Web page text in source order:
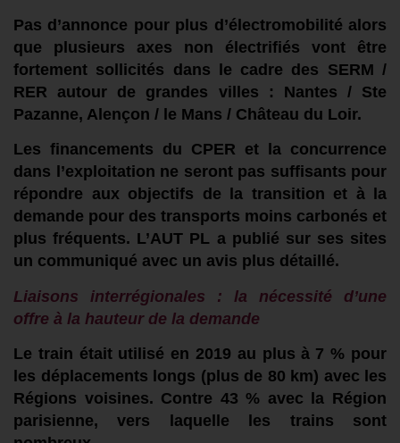
Pas d’annonce pour plus d’électromobilité alors
que plusieurs axes non électrifiés vont être
fortement sollicités dans le cadre des SERM /
RER autour de grandes villes : Nantes / Ste
Pazanne, Alençon / le Mans / Château du Loir.
Les financements du CPER et la concurrence
dans l’exploitation ne seront pas suffisants pour
répondre aux objectifs de la transition et à la
demande pour des transports moins carbonés et
plus fréquents. L’AUT PL a publié sur ses sites
un communiqué avec un avis plus détaillé.
Liaisons interrégionales : la nécessité d’une
offre à la hauteur de la demande
Le train était utilisé en 2019 au plus à 7 % pour
les déplacements longs (plus de 80 km) avec les
Régions voisines. Contre 43 % avec la Région
parisienne, vers laquelle l es trains sont